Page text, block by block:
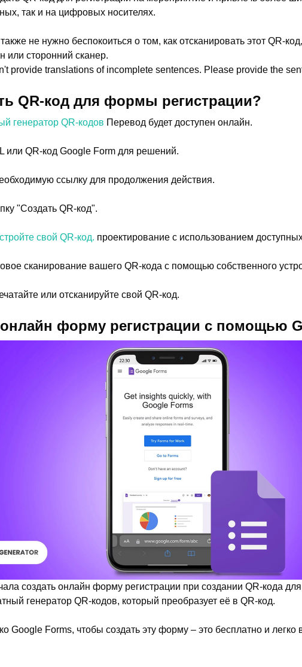
так и на цифровых носителях.
не нужно беспокоиться о том, как отсканировать этот QR-
или сторонний сканер.
provide translations of incomplete sentences. Please provide the
QR-код для формы регистрации?
генератор QR-кодов Перевод будет доступен онлайн.
или QR-код Google Form для решений.
ссылку для продолжения действия.
"Создать QR-код".
свой QR-код. проектирование с использованием
сканирование вашего QR-кода с помощью собственного
или отсканируйте свой QR-код.
форму регистрации с помощью
создать онлайн форму регистрации при создании QR-кода
генератор QR-кодов, который преобразует её в QR-код.
Google Forms, чтобы создать эту форму – это бесплатно и